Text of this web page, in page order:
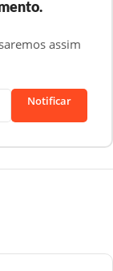
assim
Notificar